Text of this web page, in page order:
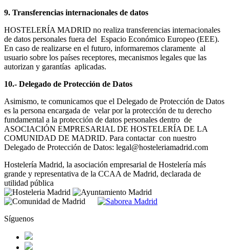
9. Transferencias internacionales de datos
HOSTELERÍA MADRID no realiza transferencias internacionales
de datos personales fuera del Espacio Económico Europeo (EEE).
En caso de realizarse en el futuro, informaremos claramente al
usuario sobre los países receptores, mecanismos legales que las
autorizan y garantías aplicadas.
10.- Delegado de Protección de Datos
Asimismo, te comunicamos que el Delegado de Protección de Datos
es la persona encargada de velar por la protección de tu derecho
fundamental a la protección de datos personales dentro de
ASOCIACIÓN EMPRESARIAL DE HOSTELERÍA DE LA
COMUNIDAD DE MADRID. Para contactar con nuestro
Delegado de Protección de Datos: legal@hosteleriamadrid.com
Hostelería Madrid, la asociación empresarial de Hostelería más
grande y representativa de la CCAA de Madrid, declarada de
utilidad pública
Síguenos